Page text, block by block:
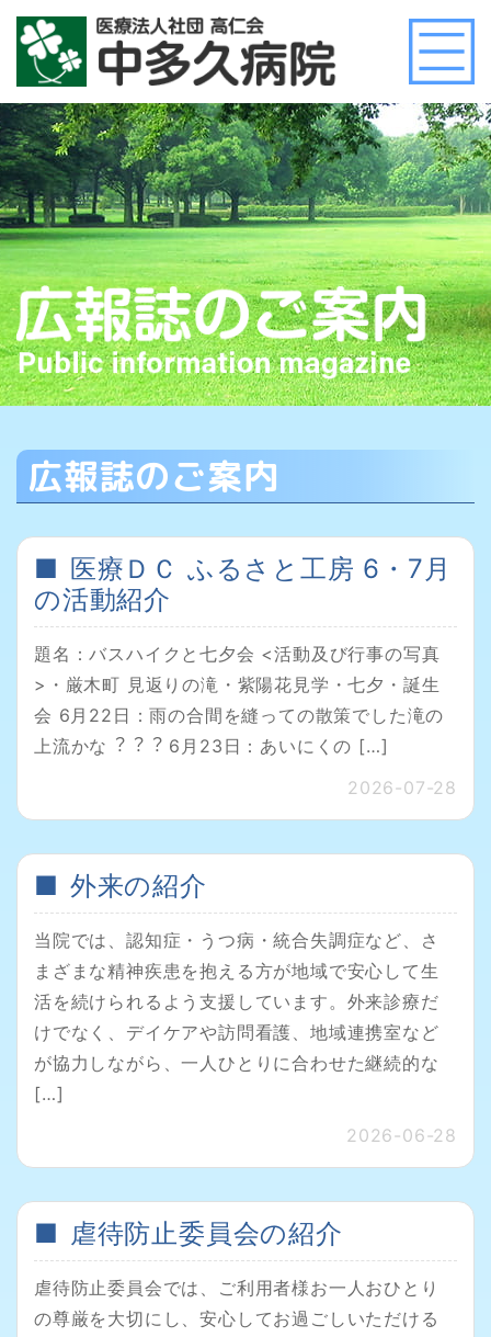
広報誌のご案内
医療ＤＣ ふるさと⼯房 6・7月
の活動紹介
題名：バスハイクと七夕会 <活動及び⾏事の写真
>・厳⽊町 ⾒返りの滝・紫陽花⾒学・七夕・誕⽣
会 6月22日：雨の合間を縫っての散策でした滝の
上流かな︖︖︖ 6月23日：あいにくの […]
2026-07-28
外来の紹介
当院では、認知症・うつ病・統合失調症など、さ
まざまな精神疾患を抱える方が地域で安心して生
活を続けられるよう支援しています。外来診療だ
けでなく、デイケアや訪問看護、地域連携室など
が協力しながら、一人ひとりに合わせた継続的な
[…]
2026-06-28
虐待防止委員会の紹介
虐待防止委員会では、ご利⽤者様お⼀⼈おひとり
の尊厳を⼤切にし、安⼼してお過ごしいただける